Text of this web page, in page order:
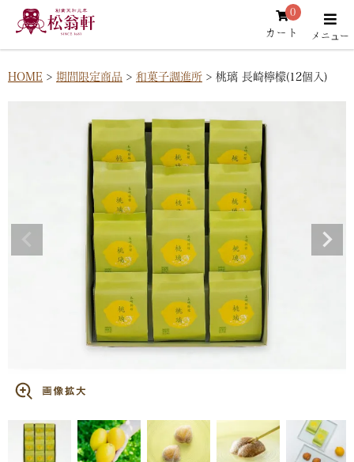
カート
0
HOME 期間限定商品 和菓子調進所 桃璃 長崎檸檬(12個入)